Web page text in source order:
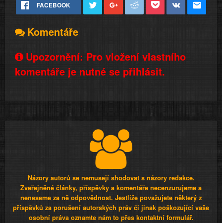
FACEBOOK
Komentáře
Upozornění: Pro vložení vlastního
komentáře je nutné se přihlásit.
Názory autorů se nemusejí shodovat s názory redakce.
Zveřejněné články, příspěvky a komentáře necenzurujeme a
neneseme za ně odpovědnost. Jestliže považujete některý z
příspěvků za porušení autorských práv či jinak poškozující vaše
osobní práva oznamte nám to přes kontaktní formulář.